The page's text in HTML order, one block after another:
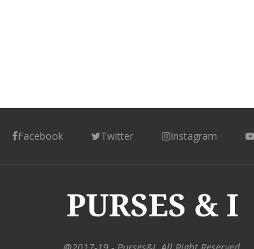
Facebook Twitter Instagram